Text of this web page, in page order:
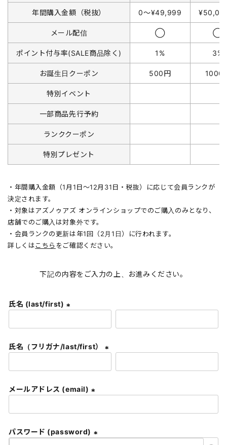
年間購入金額（税抜） 0〜¥49,999
メール配信 ◯ ◯
ポイント付与率(SALE商品除く) 1% 3%
お誕生日クーポン 500円 1000
特別イベント
一部商品先行予約
ランククーポン
特別プレゼント
・年間購入金額（1月1日〜12月31日・税抜）に応じて会員ランクが
決定されます。
・対象はアズノゥアズ オンラインショップでのご購入のみとなり、
店舗でのご購入は対象外です。
・会員ランクの更新は年1回（2月1日）に行われます。
詳しくはこちら をご確認ください。
下記の内容をご入力の上、お進みください。
氏名 (last/first)
必
)
氏名（フリガナ/last/first）
必
)
メールアドレス (email)
必
)
パスワード (password)